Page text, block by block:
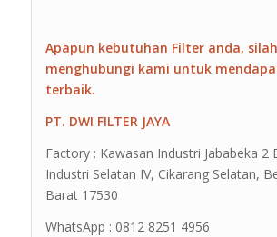
Apapun kebutuhan Filter anda,
menghubungi kami untuk
terbaik.
PT. DWI FILTER JAYA
Factory : Kawasan Industri Jababeka 2
Industri Selatan IV, Cikarang Selatan,
Barat 17530
WhatsApp : 0812 8251 4956